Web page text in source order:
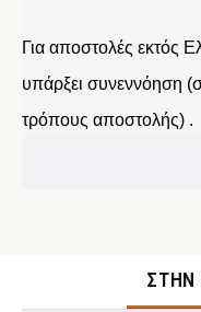
Για αποστολές εκτός
υπάρξει συνεννόηση
τρόπους αποστολής) .
ΣΤΉΝ